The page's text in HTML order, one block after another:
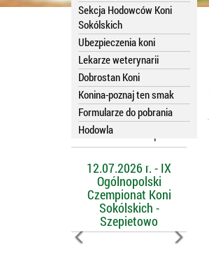
Sekcja Hodowców Koni
Sokólskich
Ubezpieczenia koni
Lekarze weterynarii
Dobrostan Koni
Konina-poznaj ten smak
Formularze do pobrania
Hodowla
Kalendarz imprez
12.07.2026 r. - IX
Ogólnopolski
Czempionat Koni
Sokólskich -
Szepietowo